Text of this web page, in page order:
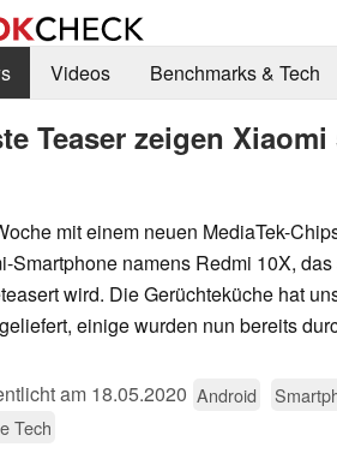
Videos Benchmarks & Tech
Teaser zeigen
mit einem neuen MediaTek-
Smartphone namens Redmi 10X,
wird. Die Gerüchteküche hat
einige wurden nun bereits
am 18.05.2020 Android
Tech